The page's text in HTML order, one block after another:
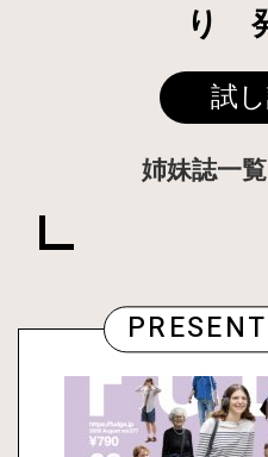
り
試
姉妹誌一